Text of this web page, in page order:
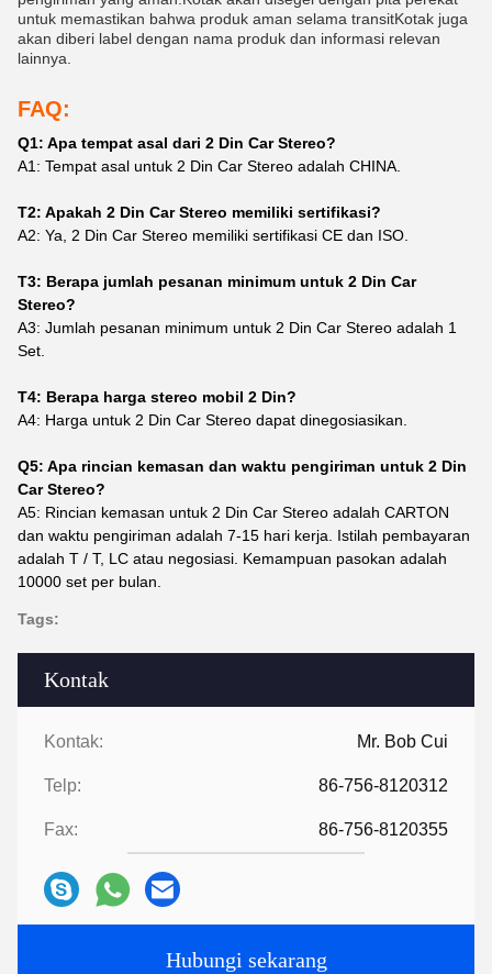
Kontak
Kontak: Mr. Bob Cui
Telp: 86-756-8120312
Fax: 86-756-8120355
Hubungi sekarang
untuk memastikan bahwa produk aman selama transitKotak juga
akan diberi label dengan nama produk dan informasi relevan
lainnya.
FAQ:
Q1: Apa tempat asal dari 2 Din Car Stereo?
A1: Tempat asal untuk 2 Din Car Stereo adalah CHINA.
T2: Apakah 2 Din Car Stereo memiliki sertifikasi?
A2: Ya, 2 Din Car Stereo memiliki sertifikasi CE dan ISO.
T3: Berapa jumlah pesanan minimum untuk 2 Din Car
Stereo?
A3: Jumlah pesanan minimum untuk 2 Din Car Stereo adalah 1
Set.
T4: Berapa harga stereo mobil 2 Din?
A4: Harga untuk 2 Din Car Stereo dapat dinegosiasikan.
Q5: Apa rincian kemasan dan waktu pengiriman untuk 2 Din
Car Stereo?
A5: Rincian kemasan untuk 2 Din Car Stereo adalah CARTON
dan waktu pengiriman adalah 7-15 hari kerja. Istilah pembayaran
adalah T / T, LC atau negosiasi. Kemampuan pasokan adalah
10000 set per bulan.
Tags: